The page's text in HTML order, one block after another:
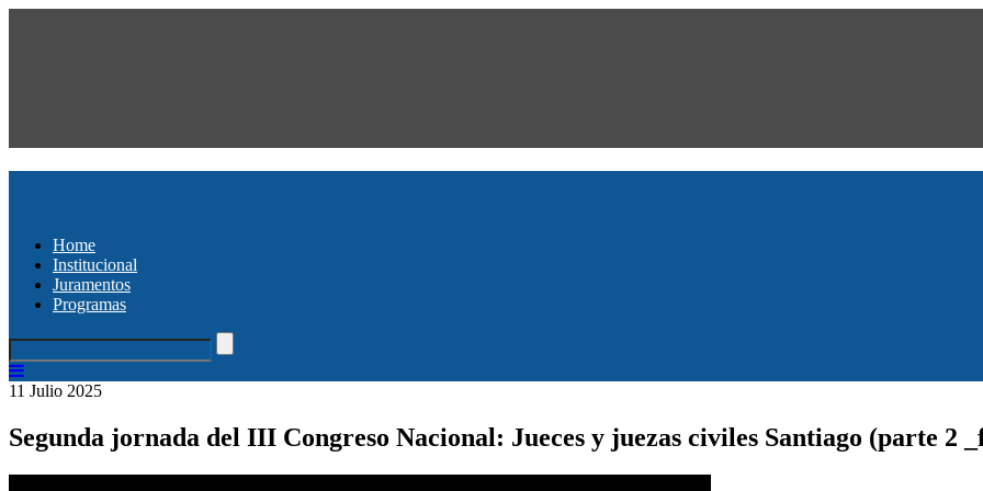
Home
Institucional
Juramentos
Programas
11 Julio 2025
Segunda jornada del III Congreso Nacional: Jueces y juezas civiles Santiago (parte 2